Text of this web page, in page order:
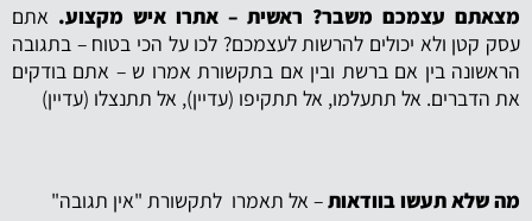
מצאתם עצמכם משבר? ראשית – אתרו איש מקצוע. אתם
עסק קטן ולא יכולים להרשות לעצמכם? לכו על הכי בטוח – בתגובה
הראשונה בין אם ברשת ובין אם בתקשורת אמרו ש – אתם בודקים
את הדברים. אל תתעלמו, אל תתקיפו (עדיין), אל תתנצלו (עדיין)
מה שלא תעשו בוודאות– אל תאמרו לתקשורת "אין תגובה"